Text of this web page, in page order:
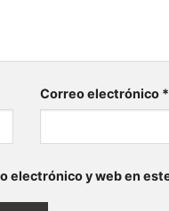
Correo electrónico *
electrónico y web en